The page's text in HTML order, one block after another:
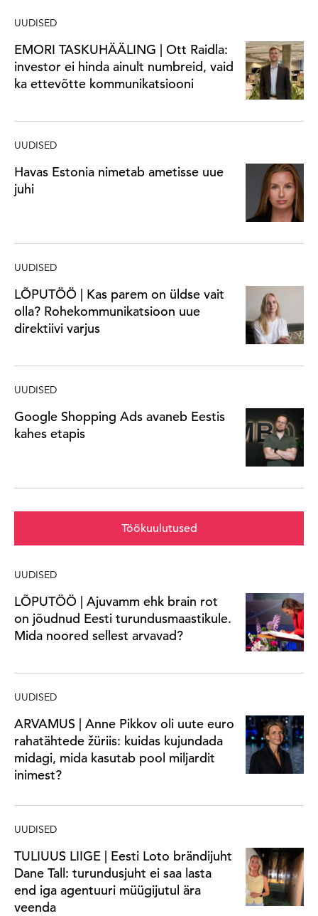
UUDISED
EMORI TASKUHÄÄLING | Ott Raidla:
investor ei hinda ainult numbreid, vaid
ka ettevõtte kommunikatsiooni
UUDISED
Havas Estonia nimetab ametisse uue
juhi
UUDISED
LÕPUTÖÖ | Kas parem on üldse vait
olla? Rohekommunikatsioon uue
direktiivi varjus
UUDISED
Google Shopping Ads avaneb Eestis
kahes etapis
Töökuulutused
UUDISED
LÕPUTÖÖ | Ajuvamm ehk brain rot
on jõudnud Eesti turundusmaastikule.
Mida noored sellest arvavad?
UUDISED
ARVAMUS | Anne Pikkov oli uute euro
rahatähtede žüriis: kuidas kujundada
midagi, mida kasutab pool miljardit
inimest?
UUDISED
TULIUUS LIIGE | Eesti Loto brändijuht
Dane Tall: turundusjuht ei saa lasta
end iga agentuuri müügijutul ära
veenda